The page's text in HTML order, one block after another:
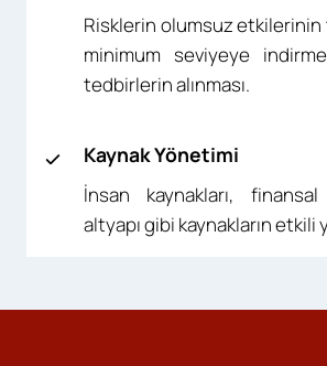
Risklerin olumsuz
minimum seviyeye
tedbirlerin alınması.
Kaynak Yönetimi
İnsan kaynakları,
altyapı gibi kaynakların